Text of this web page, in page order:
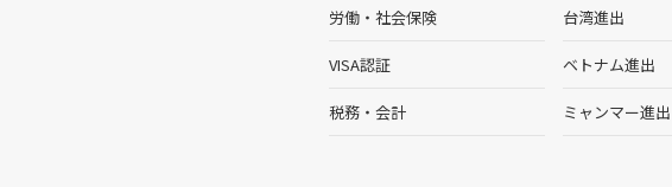
労働・社会保険
VISA認証
税務・会計
台湾進出
ベトナム進出
ミャンマー進出